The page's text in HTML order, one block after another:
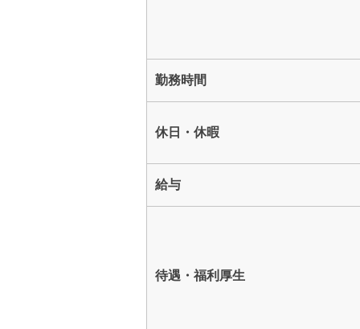
勤務時間
休日・休暇
給与
待遇・福利厚生